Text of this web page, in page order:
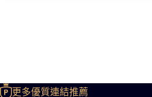
更多優質連結推薦